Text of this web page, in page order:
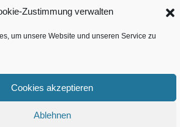
Zustimmung verwalten
um unsere Website und unseren Service zu
Cookies akzeptieren
Ablehnen
Theme
By